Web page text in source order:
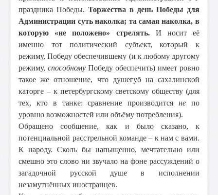
праздника Победы.Торжества в день Победы для
Администрации суть наколка; та самая наколка, в
которую «не положено» стрелять.И носит её
именно тот политический субъект, который к
режиму, Победу обеспечившему (и к любому другому
режиму,способному Победу обеспечить) имеет ровно
такое же отношение, что душегуб на сахалинской
каторге – к петербургскому светскому обществу (для
тех, кто в танке: сравнение производится непо
уровню возможностей или объёму потребления).
Обращено сообщение, как и было сказано, к
потенциальной расстрельной команде – к нам с вами.
К народу. Сколь бы напыщенно, мечтательно или
смешно это слово ни звучало на фоне рассуждений о
загадочной русской душе в исполнении
незамутнённых иностранцев.